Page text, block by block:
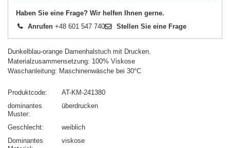
Haben Sie eine Frage? Wir helfen Ihnen gerne.
Anrufen +48 601 547 740 Stellen Sie eine Frage
Dunkelblau-orange Damenhalstuch mit Drucken.
Materialzusammensetzung: 100% Viskose
Waschanleitung: Maschinenwäsche bei 30°C
Produktcode
AT-KM-241380
dominantes
Muster
überdrucken
Geschlecht
weiblich
Dominantes
viskose